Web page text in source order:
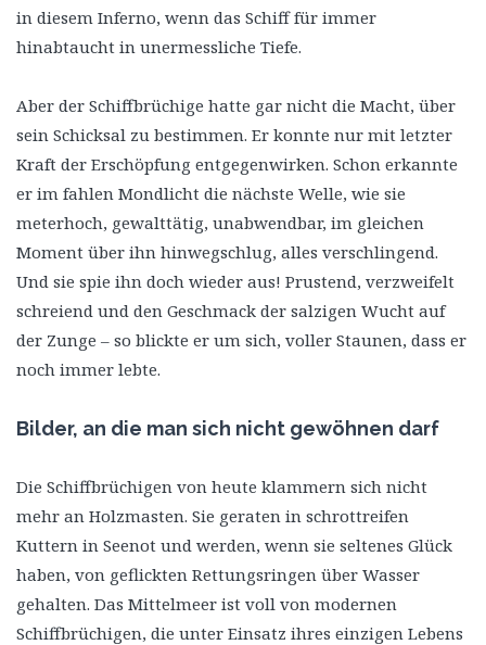
in diesem Inferno, wenn das Schiff für immer
hinabtaucht in unermessliche Tiefe.
Aber der Schiffbrüchige hatte gar nicht die Macht, über
sein Schicksal zu bestimmen. Er konnte nur mit letzter
Kraft der Erschöpfung entgegenwirken. Schon erkannte
er im fahlen Mondlicht die nächste Welle, wie sie
meterhoch, gewalttätig, unabwendbar, im gleichen
Moment über ihn hinwegschlug, alles verschlingend.
Und sie spie ihn doch wieder aus! Prustend, verzweifelt
schreiend und den Geschmack der salzigen Wucht auf
der Zunge – so blickte er um sich, voller Staunen, dass er
noch immer lebte.
Bilder, an die man sich nicht gewöhnen darf
Die Schiffbrüchigen von heute klammern sich nicht
mehr an Holzmasten. Sie geraten in schrottreifen
Kuttern in Seenot und werden, wenn sie seltenes Glück
haben, von geflickten Rettungsringen über Wasser
gehalten. Das Mittelmeer ist voll von modernen
Schiffbrüchigen, die unter Einsatz ihres einzigen Lebens